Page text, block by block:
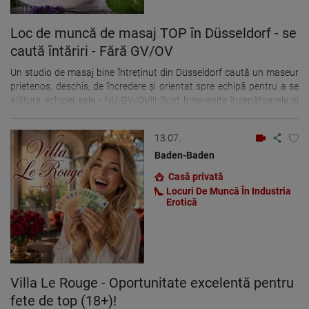
+41-788834970 de preferință prin WhatsApp, sau trimiteți un e-mail
De asemenea, ne puteți contacta prin intermediul formularului de
candidatură de pe site-ul nostru! ...
Loc de muncă de masaj TOP în Düsseldorf - se
caută întăriri - Fără GV/OV
Un studio de masaj bine întreținut din Düsseldorf caută un maseur
prietenos, deschis, de încredere și orientat spre echipă pentru a se
alătura echipei sale - NU GV/OV!!! Sunt binevenite începătoarele și
îngrijit! Nu este nevoie să vorbiți germană; engleza este suficientă.
Puteți lucra independent sau ca angajat. Vă puteți aștepta la
oaspeți prietenoși și la un mediu de lucru foarte plăcut. Ne puteți
suna pentru mai multe informații. Aștept cu nerăbdare apelul
dumneavoastră! 0176-32743505 (WhatsApp și Telegram) 0171-
7374056 (Apeluri și SMS-uri) Sau trimiteți-ne un e-mail.
13.07.
Baden-Baden
Casă privată
Locuri De Muncă În Industria
Erotică
Villa Le Rouge - Oportunitate excelentă pentru
fete de top (18+)!